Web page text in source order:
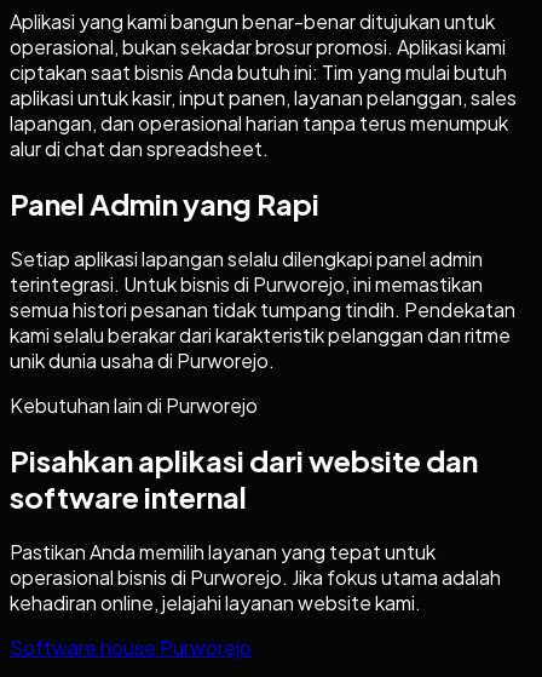
Aplikasi yang kami bangun benar-benar ditujukan untuk
operasional, bukan sekadar brosur promosi. Aplikasi kami
ciptakan saat bisnis Anda butuh ini: Tim yang mulai butuh
aplikasi untuk kasir, input panen, layanan pelanggan, sales
lapangan, dan operasional harian tanpa terus menumpuk
alur di chat dan spreadsheet.
Panel Admin yang Rapi
Setiap aplikasi lapangan selalu dilengkapi panel admin
terintegrasi. Untuk bisnis di Purworejo, ini memastikan
semua histori pesanan tidak tumpang tindih. Pendekatan
kami selalu berakar dari karakteristik pelanggan dan ritme
unik dunia usaha di Purworejo.
Kebutuhan lain di Purworejo
Pisahkan aplikasi dari website dan
software internal
Pastikan Anda memilih layanan yang tepat untuk
operasional bisnis di Purworejo. Jika fokus utama adalah
kehadiran online, jelajahi layanan website kami.
Software house Purworejo